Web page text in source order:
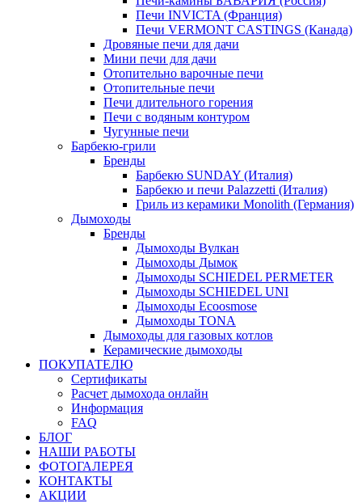
Печи INVICTA (Франция)
Печи VERMONT CASTINGS (Канада)
Дровяные печи для дачи
Мини печи для дачи
Отопительно варочные печи
Отопительные печи
Печи длительного горения
Печи с водяным контуром
Чугунные печи
Барбекю-грили
Бренды
Барбекю SUNDAY (Италия)
Барбекю и печи Palazzetti (Италия)
Гриль из керамики Monolith (Германия)
Дымоходы
Бренды
Дымоходы Вулкан
Дымоходы Дымок
Дымоходы SCHIEDEL PERMETER
Дымоходы SCHIEDEL UNI
Дымоходы Ecoosmose
Дымоходы TONA
Дымоходы для газовых котлов
Керамические дымоходы
ПОКУПАТЕЛЮ
Сертификаты
Расчет дымохода онлайн
Информация
FAQ
БЛОГ
НАШИ РАБОТЫ
ФОТОГАЛЕРЕЯ
КОНТАКТЫ
АКЦИИ